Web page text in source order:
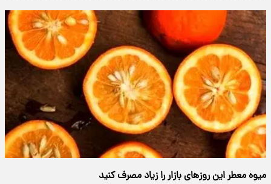
میوه معطر این روزهای بازار را زیاد مصرف کنید